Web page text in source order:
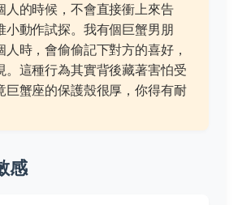
人的時候，不會直接衝上來告
小動作試探。我有個巨蟹男朋
時，會偷偷記下對方的喜好，
。這種行為其實背後藏著害怕受
巨蟹座的保護殼很厚，你得有耐
感